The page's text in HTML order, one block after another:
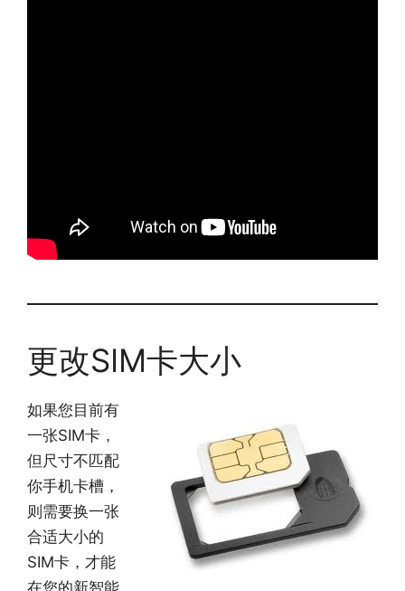
更改SIM卡大小
如果您目前有
一张SIM卡，
但尺寸不匹配
你手机卡槽，
则需要换一张
合适大小的
SIM卡，才能
在您的新智能